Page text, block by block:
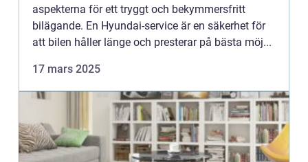
aspekterna för ett tryggt och bekymmersfritt
bilägande. En Hyundai-service är en säkerhet för
att bilen håller länge och presterar på bästa möj...
17 mars 2025